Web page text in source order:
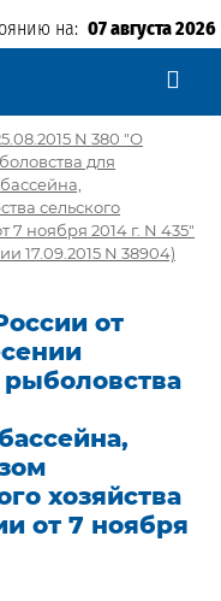
на: 07 августа 2026
N 380 "О
для
сельского
ноября 2014 г. N 435"
17.09.2015 N 38904)
от
хозяйства
от 7 ноября